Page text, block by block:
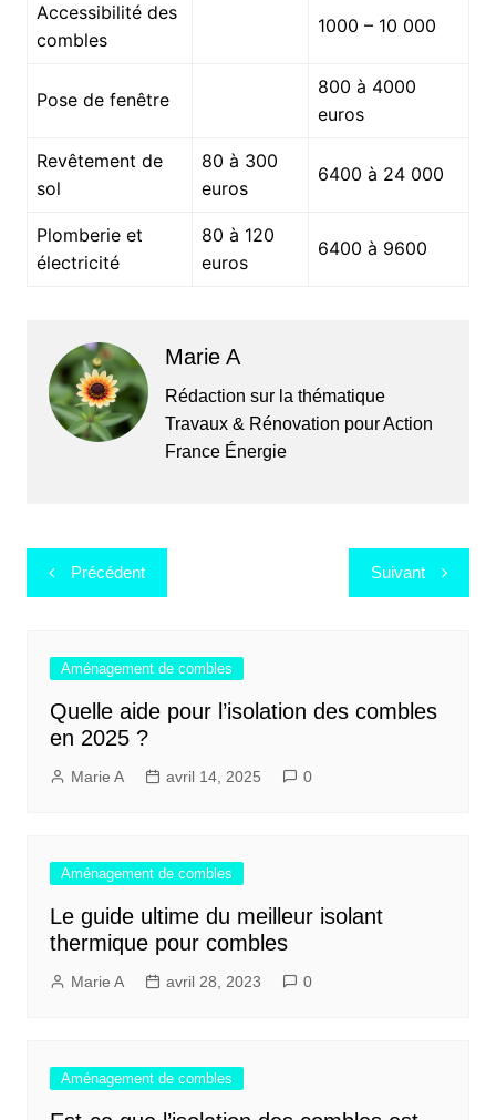
Accessibilité des
combles
1000 – 10 000
Pose de fenêtre
800 à 4000
euros
Revêtement de
sol
80 à 300
euros
6400 à 24 000
Plomberie et
électricité
80 à 120
euros
6400 à 9600
Marie A
Rédaction sur la thématique
Travaux & Rénovation pour Action
France Énergie
Navigation
de
Précédent Suivant
Aménagement de combles
Quelle aide pour l’isolation des combles
en 2025 ?
Marie A avril 14, 2025 0
Aménagement de combles
Le guide ultime du meilleur isolant
thermique pour combles
Marie A avril 28, 2023 0
Aménagement de combles